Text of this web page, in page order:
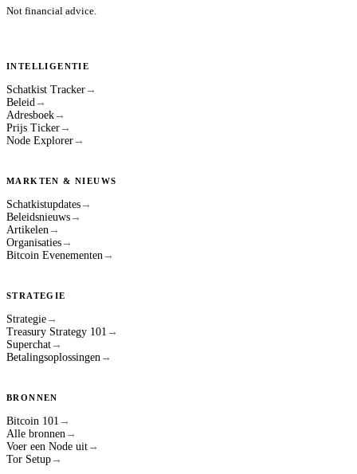
Not financial advice.
INTELLIGENTIE
Schatkist Tracker →
Beleid →
Adresboek →
Prijs Ticker →
Node Explorer →
MARKTEN & NIEUWS
Schatkistupdates →
Beleidsnieuws →
Artikelen →
Organisaties →
Bitcoin Evenementen →
STRATEGIE
Strategie →
Treasury Strategy 101 →
Superchat →
Betalingsoplossingen →
BRONNEN
Bitcoin 101 →
Alle bronnen →
Voer een Node uit →
Tor Setup →